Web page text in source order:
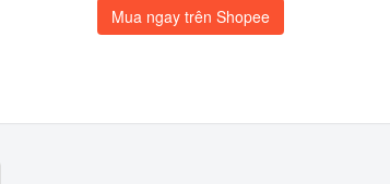
Mua ngay trên Shopee